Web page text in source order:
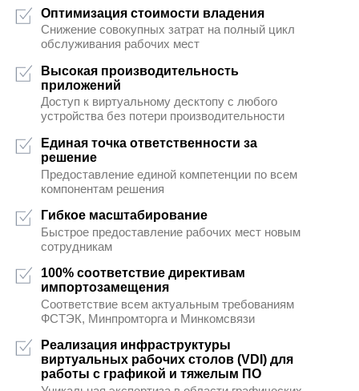
сектора
Директивы и требования к уровню
предполагающий УД4 и строже
Возможность перевода
удалённую работу в
Безопасность и доступ
Жизнь в новой реальности –
персональных устройств
Использование существующих ПК,
клиентов, как альтернативы
Решение для компании с
филиальной сетью
Доступ к централизованному